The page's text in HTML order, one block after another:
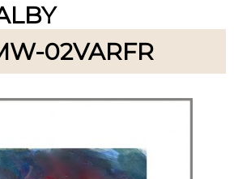
02VARFR